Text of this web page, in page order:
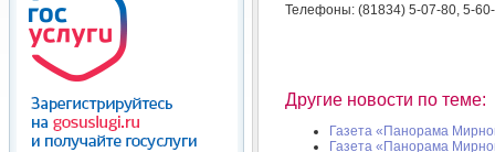
Телефоны: (81834) 5-07-80, 5-
Другие новости по теме:
Газета «Панорама
Газета «Панорама